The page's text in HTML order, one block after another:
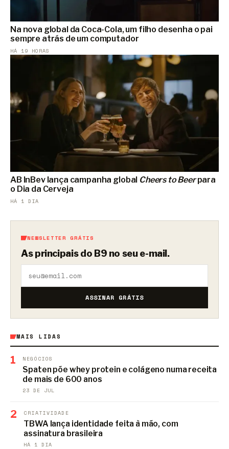
Na nova global da Coca-Cola, um filho desenha o pai
sempre atrás de um computador
HÁ 19 HORAS
AB InBev lança campanha global Cheers to Beerpara
o Dia da Cerveja
HÁ 1 DIA
NEWSLETTER GRÁTIS
As principais do B9 no seu e-mail.
ASSINAR GRÁTIS
MAIS LIDAS
1 NEGÓCIOS
Spaten põe whey protein e colágeno numa receita
de mais de 600 anos
23 DE JUL
2 CRIATIVIDADE
TBWA lança identidade feita à mão, com
assinatura brasileira
HÁ 1 DIA